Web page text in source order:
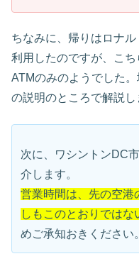
ちなみに、帰りはロナ
利用したのですが、こち
ATMのみのようでした
の説明のところで解説し
次に、ワシントンDC
介します。
営業時間は、先の空港
しもこのとおりではな
めご承知おきください。